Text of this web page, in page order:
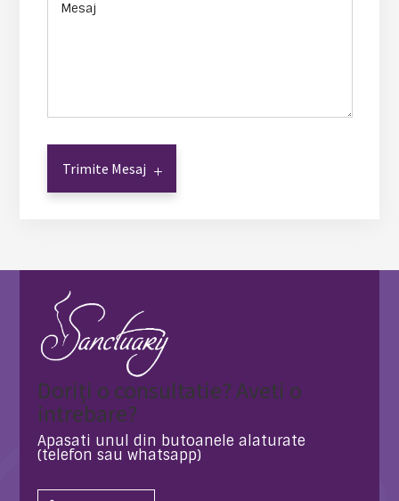
Trimite Mesaj
Doriți o consultatie? Aveti o
intrebare?
Apasati unul din butoanele alaturate
(telefon sau whatsapp)